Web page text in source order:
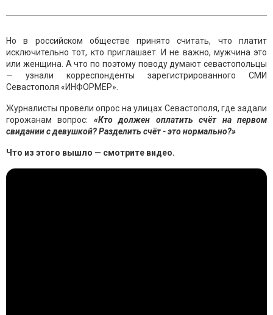
Но в российском обществе принято считать, что платит
исключительно тот, кто приглашает. И не важно, мужчина это
или женщина. А что по поэтому поводу думают севастопольцы
— узнали корреспонденты зарегистрированного СМИ
Севастополя «ИНФОРМЕР».
Журналисты провели опрос на улицах Севастополя, где задали
горожанам вопрос: «Кто должен оплатить счёт на первом
свидании с девушкой? Разделить счёт - это нормально?»
Что из этого вышло — смотрите видео.